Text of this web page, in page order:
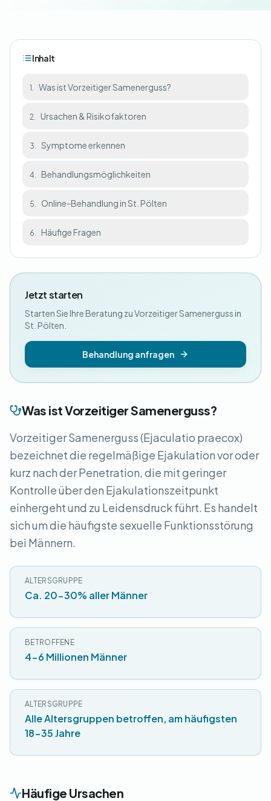
Was ist Vorzeitiger Samenerguss?
Vorzeitiger Samenerguss (Ejaculatio praecox)
bezeichnet die regelmäßige Ejakulation vor oder
kurz nach der Penetration, die mit geringer
Kontrolle über den Ejakulationszeitpunkt
einhergeht und zu Leidensdruck führt. Es handelt
sich um die häufigste sexuelle Funktionsstörung
bei Männern.
ALTERSGRUPPE
Ca. 20-30% aller Männer
BETROFFENE
4-6 Millionen Männer
ALTERSGRUPPE
Alle Altersgruppen betroffen, am häufigsten
18-35 Jahre
Häufige Ursachen
Inhalt
1. Was ist Vorzeitiger Samenerguss?
2. Ursachen & Risikofaktoren
3. Symptome erkennen
4. Behandlungsmöglichkeiten
5. Online-Behandlung in St. Pölten
6. Häufige Fragen
Jetzt starten
Starten Sie Ihre Beratung zu Vorzeitiger Samenerguss in
St. Pölten.
Behandlung anfragen